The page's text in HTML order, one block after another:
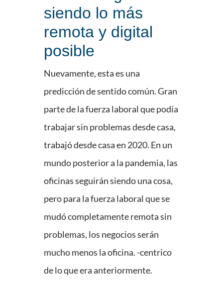
siendo lo más
remota y digital
posible
Nuevamente, esta es una
predicción de sentido común. Gran
parte de la fuerza laboral que podía
trabajar sin problemas desde casa,
trabajó desde casa en 2020. En un
mundo posterior a la pandemia, las
oficinas seguirán siendo una cosa,
pero para la fuerza laboral que se
mudó completamente remota sin
problemas, los negocios serán
mucho menos la oficina. -centrico
de lo que era anteriormente.